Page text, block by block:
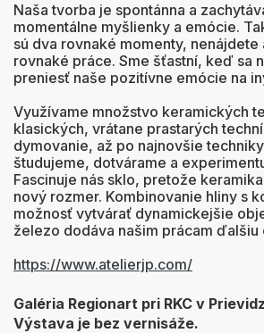
Naša tvorba je spontánna a
momentálne myšlienky a emócie.
sú dva rovnaké momenty, nenájdete
rovnaké práce. Sme šťastní, keď sa
preniesť naše pozitívne emócie na
Využívame množstvo keramických
klasických, vrátane prastarých
dymovanie, až po najnovšie
študujeme, dotvárame a
Fascinuje nás sklo, pretože
nový rozmer. Kombinovanie hliny s
možnosť vytvárať dynamickejšie
železo dodáva našim prácam ďalšiu
https://www.atelierjp.com/
Galéria Regionart pri RKC v
Výstava je bez vernisáže.